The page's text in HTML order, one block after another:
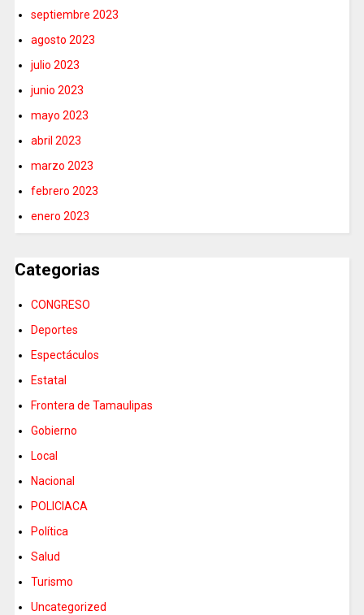
septiembre 2023
agosto 2023
julio 2023
junio 2023
mayo 2023
abril 2023
marzo 2023
febrero 2023
enero 2023
Categorias
CONGRESO
Deportes
Espectáculos
Estatal
Frontera de Tamaulipas
Gobierno
Local
Nacional
POLICIACA
Política
Salud
Turismo
Uncategorized